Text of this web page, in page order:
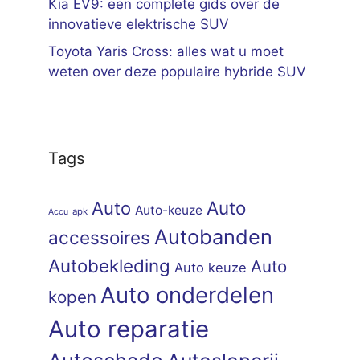
Kia EV9: een complete gids over de
innovatieve elektrische SUV
Toyota Yaris Cross: alles wat u moet
weten over deze populaire hybride SUV
Tags
Accu apk Auto Auto-keuze Auto
accessoires Autobanden
Autobekleding Auto keuze Auto
kopen Auto onderdelen
Auto reparatie